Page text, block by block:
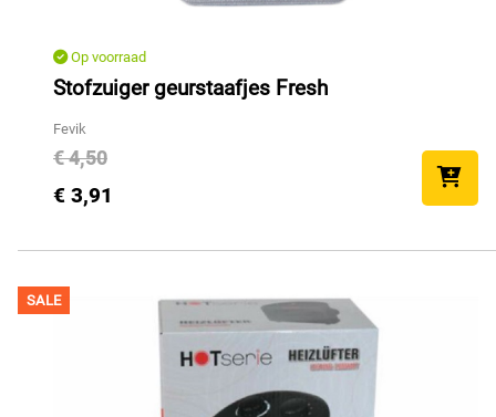
Op voorraad
Stofzuiger geurstaafjes Fresh
Fevik
€ 4,50
€ 3,91
SALE